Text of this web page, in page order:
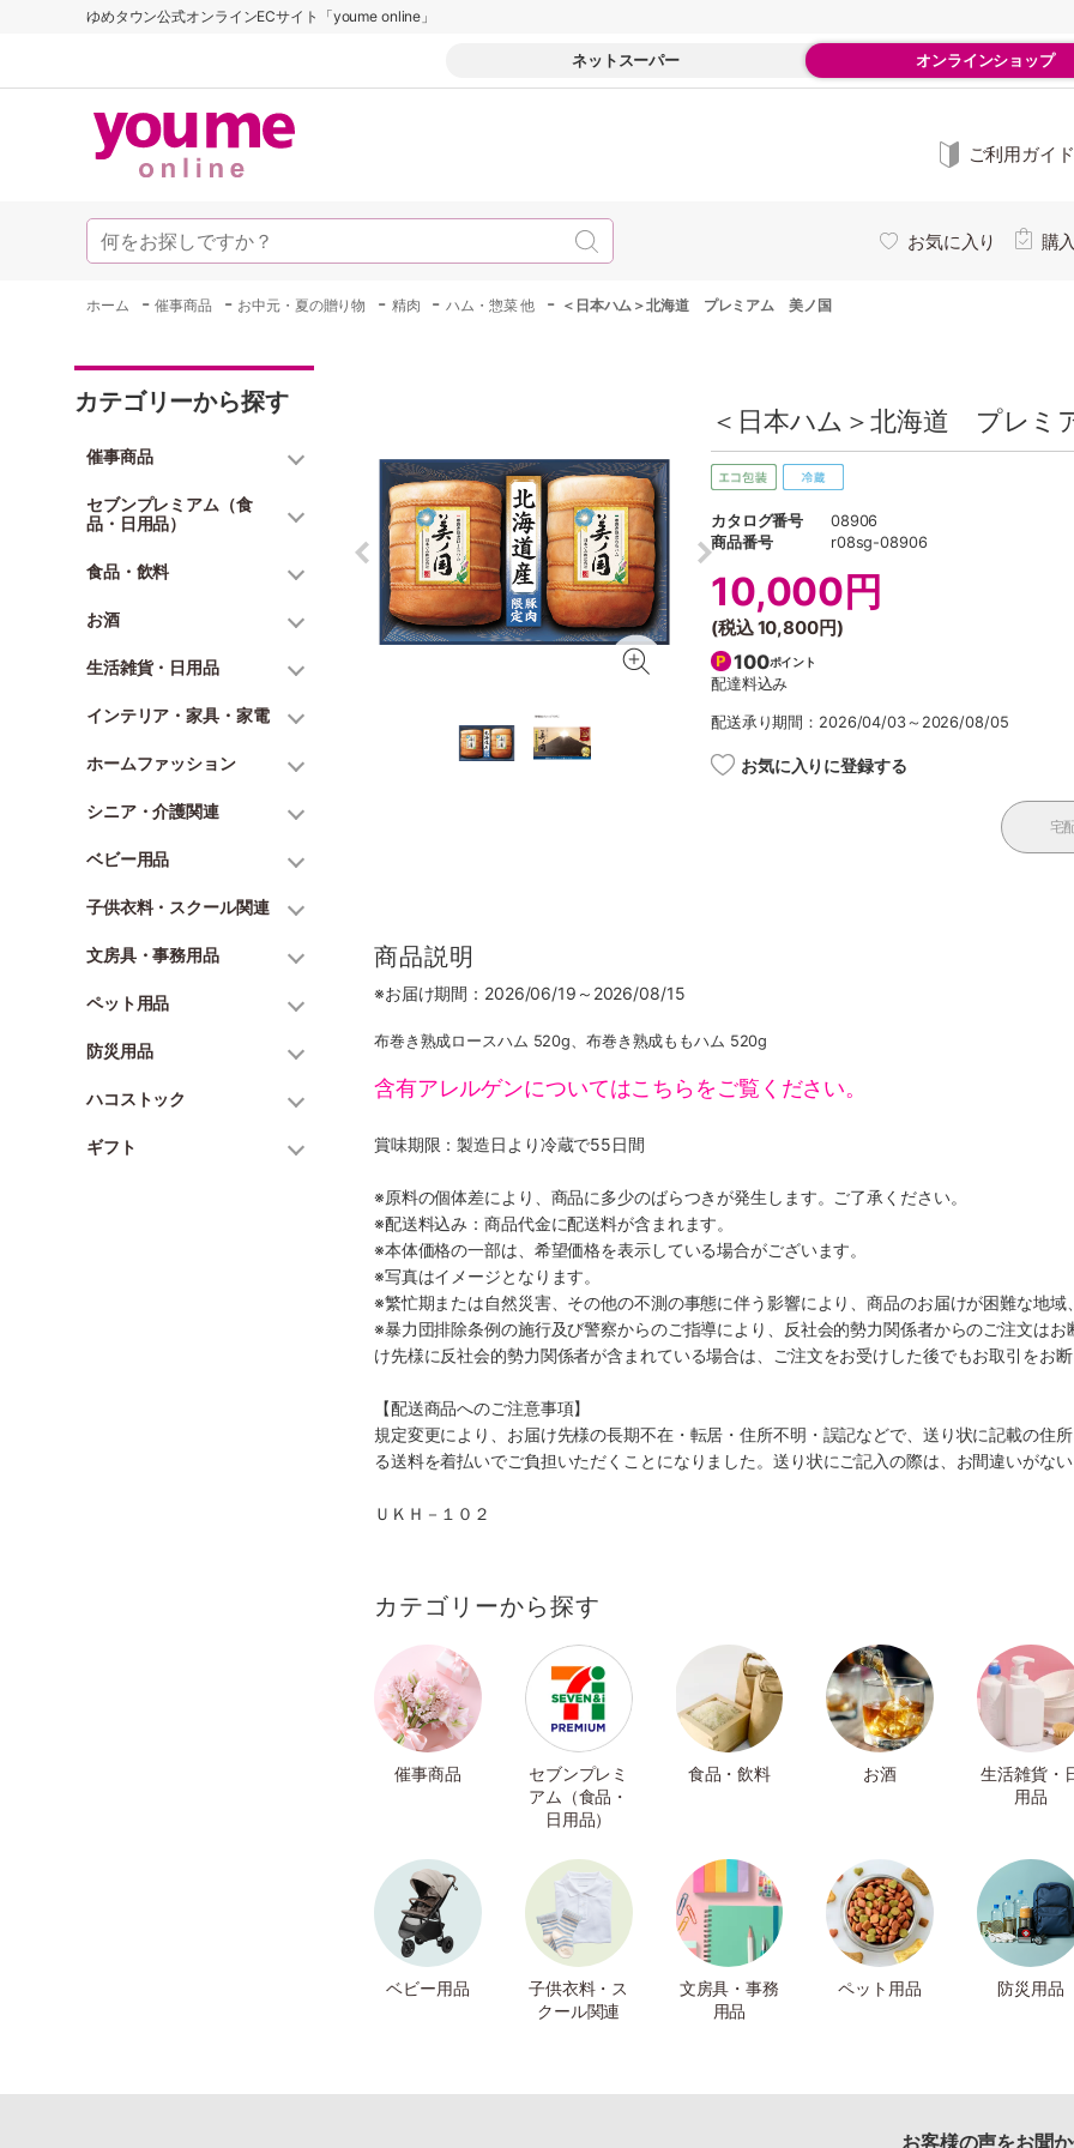
ゆめタウン公式オンラインECサイト「youme online」
ネットスーパー オンラインショップ
ご利用ガイド
お気に入り 購
ホーム -催事商品 - お中元・夏の贈り物 - 精肉 -ハム・惣菜 他 - ＜日本ハム＞北海道 プレミアム 美ノ国
カテゴリーから探す
催事商品
セブンプレミアム（食
品・日用品）
食品・飲料
お酒
生活雑貨・日用品
インテリア・家具・家電
ホームファッション
シニア・介護関連
ベビー用品
子供衣料・スクール関連
文房具・事務用品
ペット用品
防災用品
ハコストック
ギフト
＜日本ハム＞北海道 プレ
カタログ番号
08906
商品番号
r08sg-08906
10,000円
(税込10,800円)
100ポイント
配達料込み
配送承り期間：2026/04/03～2026/08/05
お気に入りに登録する
宅
商品説明
※お届け期間：2026/06/19～2026/08/15
布巻き熟成ロースハム 520g、布巻き熟成ももハム 520g
含有アレルゲンについてはこちらをご覧ください。
賞味期限：製造日より冷蔵で55日間
※原料の個体差により、商品に多少のばらつきが発生します。ご了承ください。
※配送料込み：商品代金に配送料が含まれます。
※本体価格の一部は、希望価格を表示している場合がございます。
※写真はイメージとなります。
※繁忙期または自然災害、その他の不測の事態に伴う影響により、商品のお届けが困難な地域
※暴力団排除条例の施行及び警察からのご指導により、反社会的勢力関係者からのご注文は
け先様に反社会的勢力関係者が含まれている場合は、ご注文をお受けした後でもお取引をお
【配送商品へのご注意事項】
規定変更により、お届け先様の長期不在・転居・住所不明・誤記などで、送り状に記載の住
る送料を着払いでご負担いただくことになりました。送り状にご記入の際は、お間違いがな
ＵＫＨ－１０２
カテゴリーから探す
催事商品
セブンプレミ
アム（食品・
日用品）
食品・飲料 お酒
生活雑貨・
用品
ベビー用品
子供衣料・ス
クール関連
文房具・事務
用品
ペット用品 防災用品
お客様の声をお聞